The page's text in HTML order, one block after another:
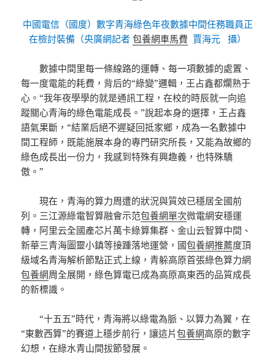
中國電信（國度）數字青海綠色年夜數據中間任務職員正
在檢討裝備（央廣網記者 包養網車馬費 賈海元 攝）
數據中間里每一條線路的運轉、每一項數據的處置、
每一度電能的耗費，背后的“綠變”邏輯，王占鑫都爛熟于
心。“我年夜學學的就是通訊工程，在校的時辰就一向追
蹤關心青海的綠色電能成長。”說起本身的選擇，王占鑫
語氣果斷，“結業后絕不遲疑回抵家鄉，成為一名數據中
間工程師，既能施展本身的專門研究所長，又能為故鄉的
綠色成長出一份力，我感到特殊有興趣義，也特殊驕
傲。”
現在，青海的算力周遭的狀況與質效已穩居全國前
列。三江源綠電智算融會示范包養網單次微電網安穩運
轉，阿里云全國產芯片萬卡綠算集群、金山云智算中間、
新華三青海圖靈小鎮等接踵落地運營，國包養網推薦度頂
級域名青海解析節點正式上線，青躲高原首張綠色算力網
包養網周全展開，綠色算電已成為高原高東西的品質成長
的新標識。
“十五五”時代，青海將以綠電為脈、以算力為翼，在
“東數西算”的賽道上穩步前行，讓這片包養網高原的數字
幻想，在綠水青山間拔節發展。